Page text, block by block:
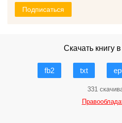
Подписаться
Скачать книгу
fb2 txt
331